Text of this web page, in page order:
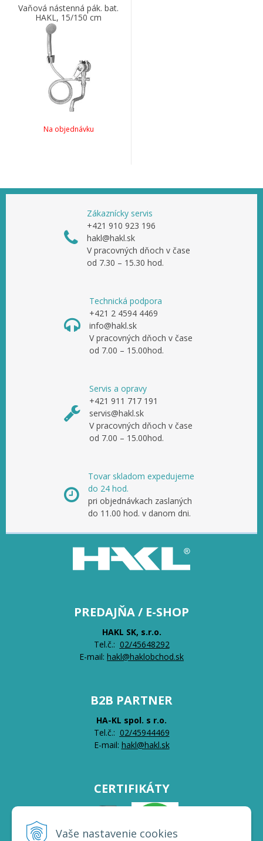
Vaše nastavenie cookies
Vaňová nástenná pák. bat.
HAKL, 15/150 cm
Na objednávku
Zákaznícky servis
+421 910 923 196
hakl@hakl.sk
V pracovných dňoch v čase
od 7.30 – 15.30 hod.
Technická podpora
+421 2 4594 4469
info@hakl.sk
V pracovných dňoch v čase
od 7.00 – 15.00hod.
Servis a opravy
+421 911 717 191
servis@hakl.sk
V pracovných dňoch v čase
od 7.00 – 15.00hod.
Tovar skladom expedujeme
do 24 hod.
pri objednávkach zaslaných
do 11.00 hod. v danom dni.
PREDAJŇA / E-SHOP
HAKL SK, s.r.o.
Tel.č.: 02/45648292
E-mail: hakl@haklobchod.sk
B2B PARTNER
HA-KL spol. s r.o.
Tel.č.: 02/45944469
E-mail: hakl@hakl.sk
CERTIFIKÁTY